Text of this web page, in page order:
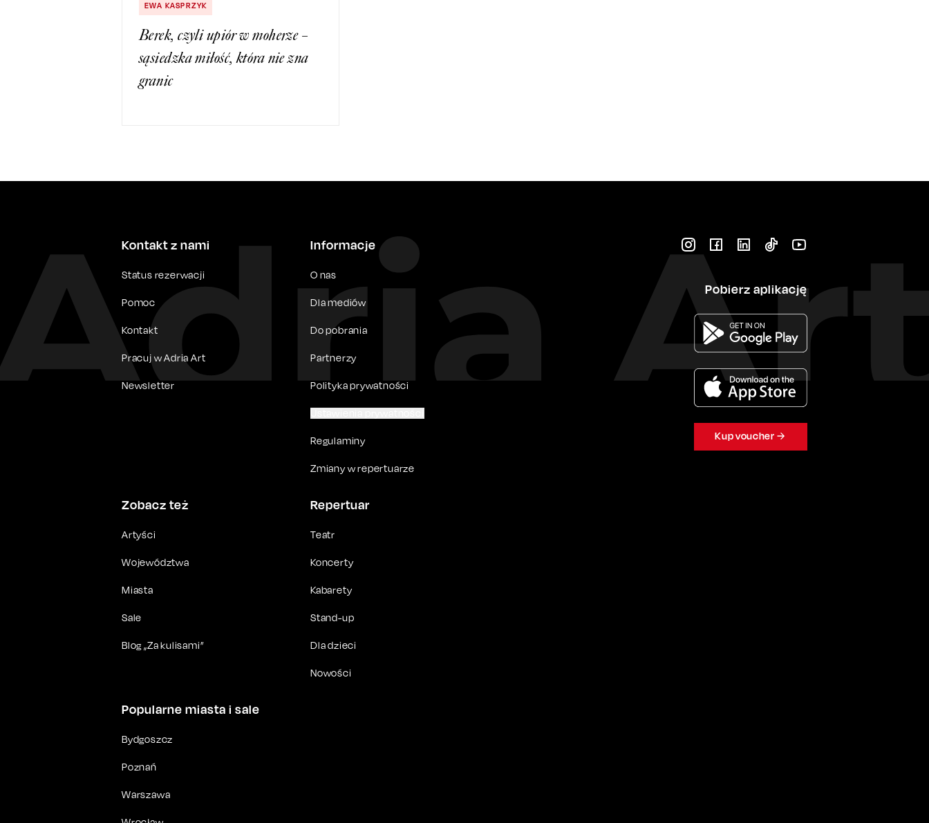
EWA KASPRZYK
Berek, czyli upiór w moherze –
sąsiedzka miłość, która nie zna
granic
Kontakt z nami
Status rezerwacji
Pomoc
Kontakt
Pracuj w Adria Art
Newsletter
Informacje
O nas
Dla mediów
Do pobrania
Partnerzy
Polityka prywatności
Regulaminy
Zmiany w repertuarze
Zobacz też
Artyści
Województwa
Miasta
Sale
Blog „Za kulisami”
Repertuar
Teatr
Koncerty
Kabarety
Stand-up
Dla dzieci
Nowości
Popularne miasta i sale
Bydgoszcz
Poznań
Warszawa
Pobierz aplikację
Kup voucher